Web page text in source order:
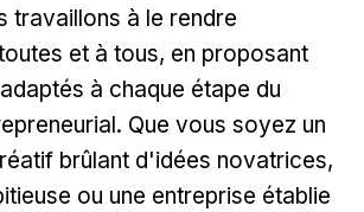
travaillons à le rendre
et à tous, en proposant
à chaque étape du
Que vous soyez un
brûlant d'idées novatrices,
ou une entreprise établie